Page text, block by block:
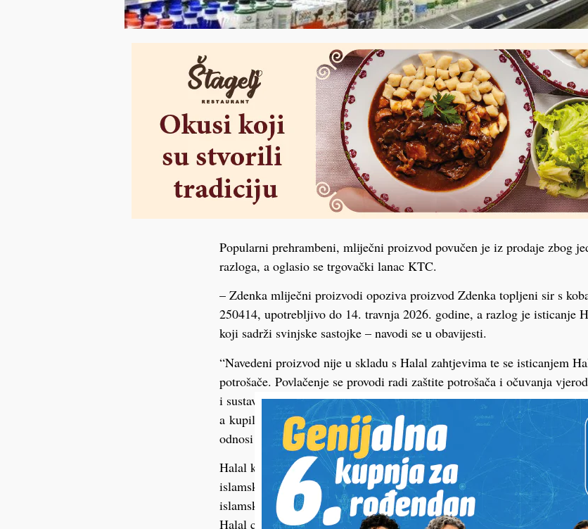
Popularni prehrambeni, mliječni proizvod povučen je iz prodaje zbog
razloga, a oglasio se trgovački lanac KTC.
– Zdenka mliječni proizvodi opoziva proizvod Zdenka topljeni sir s
250414, upotrebljivo do 14. travnja 2026. godine, a razlog je isticanje
koji sadrži svinjske sastojke – navodi se u obavijesti.
“Navedeni proizvod nije u skladu s Halal zahtjevima te se isticanjem
potrošače. Povlačenje se provodi radi zaštite potrošača i očuvanja
i sustava certificiranja. Ukoliko ste predmetni proizvod navedenog LOT-
a kupili na prodajnim mjestima KTC-a, molimo da nam se javite na
odnosi samo na proizvod navedenog LOT-a koja se navodi u ovoj
Halal kvaliteta predstavlja ukupnost karakteristika proizvoda ili usluga
islamskim propisima i ispunjavaju atribute kvalitete te su kao takvi
islamske vjeroispovjesti, navodi se na stranici Made in Croatia, gdje je
Halal certifikatu.